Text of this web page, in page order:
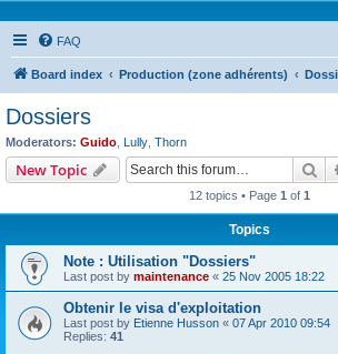
FAQ
Board index Production (zone adhérents)
Dossiers
Moderators: Guido Lully Thorn
New Topic
12 topics • Page 1 of 1
Topics
Note : Utilisation "Dossiers"
Last post by maintenance « 25 Nov 2005 18:22
Obtenir le visa d'exploitation
Last post by Etienne Husson « 07 Apr 2010 09:54
Replies: 41